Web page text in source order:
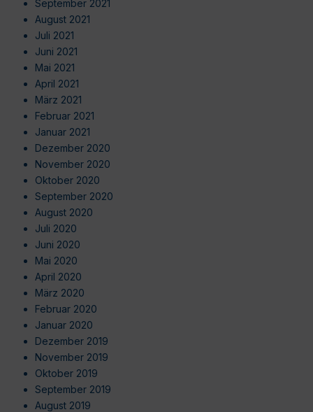
September 2021
August 2021
Juli 2021
Juni 2021
Mai 2021
April 2021
März 2021
Februar 2021
Januar 2021
Dezember 2020
November 2020
Oktober 2020
September 2020
August 2020
Juli 2020
Juni 2020
Mai 2020
April 2020
März 2020
Februar 2020
Januar 2020
Dezember 2019
November 2019
Oktober 2019
September 2019
August 2019